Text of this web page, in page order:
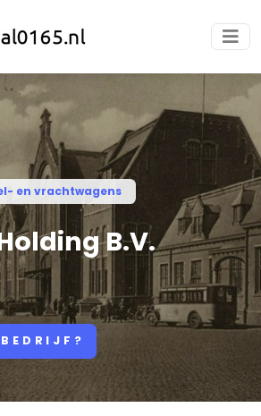
en vrachtwagens
B.V.